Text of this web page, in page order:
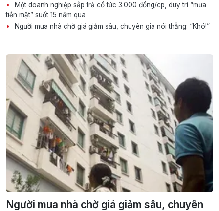
Một doanh nghiệp sắp trả cổ tức 3.000 đồng/cp, duy trì “mưa
tiền mặt” suốt 15 năm qua
Người mua nhà chờ giá giảm sâu, chuyên gia nói thẳng: “Khó!”
Người mua nhà chờ giá giảm sâu, chuyên